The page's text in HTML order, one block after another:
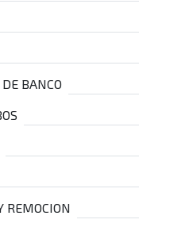
BANCO
REMOCION